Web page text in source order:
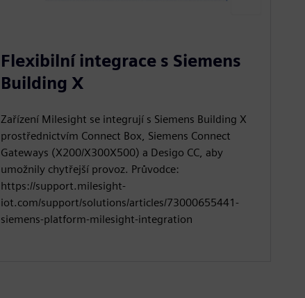
Flexibilní integrace s Siemens
Building X
Zařízení Milesight se integrují s Siemens Building X
prostřednictvím Connect Box, Siemens Connect
Gateways (X200/X300X500) a Desigo CC, aby
umožnily chytřejší provoz. Průvodce:
https://support.milesight-
iot.com/support/solutions/articles/73000655441-
siemens-platform-milesight-integration